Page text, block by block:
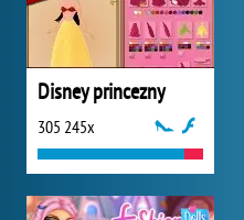
Disney princezny
305 245x